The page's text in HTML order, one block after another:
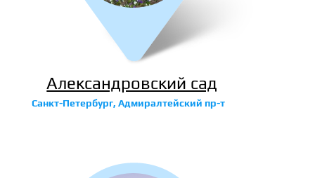
Александровский сад
Санкт-Петербург, Адмиралтейский пр-т